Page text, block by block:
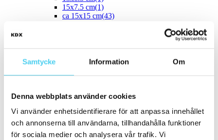
Samtycke Information Om
Denna webbplats använder cookies
Vi använder enhetsidentifierare för att anpassa innehållet
och annonserna till användarna, tillhandahålla funktioner
för sociala medier och analysera vår trafik. Vi
15x7.5 cm(1)
ca 15x15 cm(43)
15x30 cm(3)
15x45 cm(1)
15x60 cm(1)
ca 20x20 cm(22)
20x5 cm(2)
20x10 cm(4)
20x30 cm(1)